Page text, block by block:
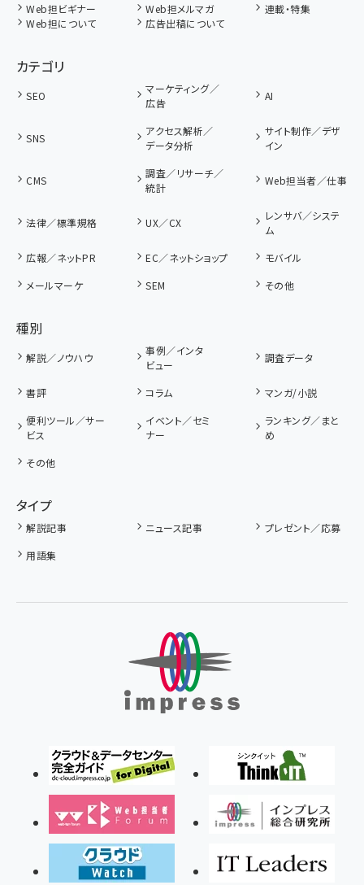
Web担ビギナー Web担メルマガ
連載・特集
Web担について
広告出稿について
カテゴリ
SEO
マーケティング／
広告
AI
SNS
アクセス解析／
データ分析
サイト制作／デザ
イン
CMS
調査／リサーチ／
統計
Web担当者／仕事
法律／標準規格 UX／CX
レンサバ／システ
ム
広報／ネットPR
EC／ネットショップ
モバイル
メールマーケ
SEM その他
種別
解説／ノウハウ
事例／インタ
ビュー
調査データ
書評 コラム
マンガ/小説
便利ツール／サー
ビス
イベント／セミ
ナー
ランキング／まと
め
その他
タイプ
解説記事 ニュース記事
プレゼント／応募
用語集